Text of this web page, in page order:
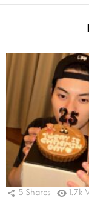
5 Shares 1.7k